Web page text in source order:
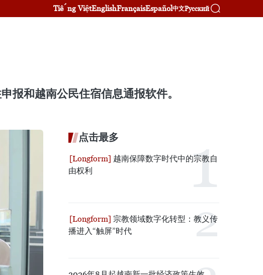
Tiếng ViệtEnglishFrançaisEspañol中文Русский
报和越南公民住宿信息通报软件。
点击最多
越南保障数字时代中的宗教自
由权利
宗教领域数字化转型：教义传
播进入“触屏”时代